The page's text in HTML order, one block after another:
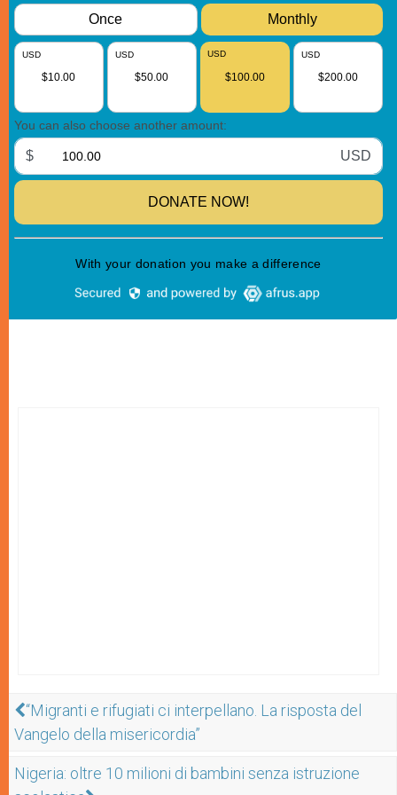
“Migranti e rifugiati ci interpellano. La risposta del
Vangelo della misericordia”
Nigeria: oltre 10 milioni di bambini senza istruzione